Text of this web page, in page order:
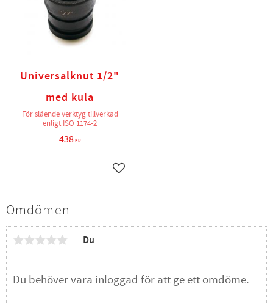
Omdömen
Du
Universalknut 1/2"
med kula
För slående verktyg tillverkad
enligt ISO 1174-2
438KR
Lägg till i favoriter